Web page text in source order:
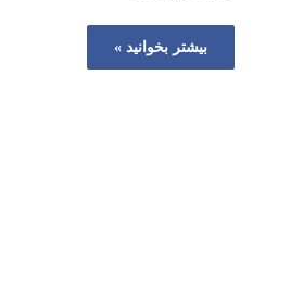
بیشتر بخوانید »